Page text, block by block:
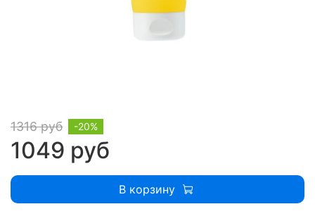
1316 руб
1049 руб
-20%
В корзину